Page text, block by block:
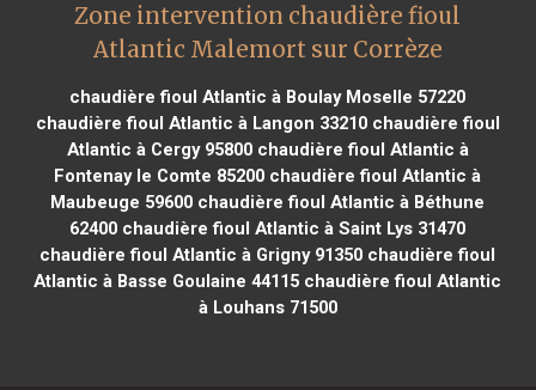
Zone intervention chaudière fioul
Atlantic Malemort sur Corrèze
chaudière fioul Atlantic à Boulay Moselle 57220
chaudière fioul Atlantic à Langon 33210chaudière fioul
Atlantic à Cergy 95800chaudière fioul Atlantic à
Fontenay le Comte 85200 chaudière fioul Atlantic à
Maubeuge 59600 chaudière fioul Atlantic à Béthune
62400 chaudière fioul Atlantic à Saint Lys 31470
chaudière fioul Atlantic à Grigny 91350 chaudière fioul
Atlantic à Basse Goulaine 44115 chaudière fioul Atlantic
à Louhans 71500